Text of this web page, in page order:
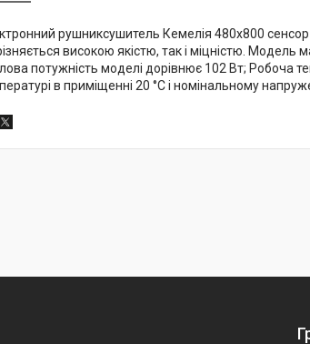
рушниксушитель Кемелія 480х800 сенсор
високою якістю, так і міцністю.
потужність моделі дорівнює 102 Вт; Робоча
в приміщенні 20 °С і номінальному